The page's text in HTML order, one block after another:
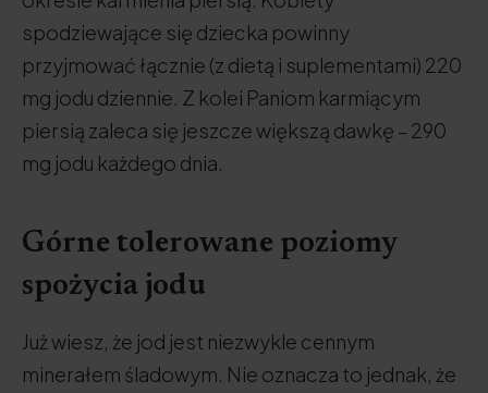
spodziewające się dziecka powinny
przyjmować łącznie (z dietą i suplementami) 220
mg jodu dziennie. Z kolei Paniom karmiącym
piersią zaleca się jeszcze większą dawkę – 290
mg jodu każdego dnia.
Górne tolerowane poziomy
spożycia jodu
Już wiesz, że jod jest niezwykle cennym
minerałem śladowym. Nie oznacza to jednak, że